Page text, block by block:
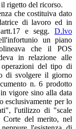
rigetto del ricorso.
che costituiva dato
di lavoro ed in
e segg. D.lvo
un piano
che il POS
in relazione alle
del tipo di
di svolgere il giorno
n. 6 prodotto
vigore sino alla data
esclusivamente per lo
l'utilizzo di "scale
Corte del merito, nel